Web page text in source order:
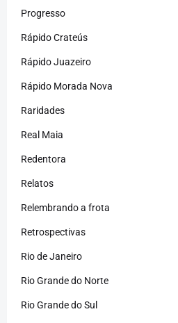
Progresso
Rápido Crateús
Rápido Juazeiro
Rápido Morada Nova
Raridades
Real Maia
Redentora
Relatos
Relembrando a frota
Retrospectivas
Rio de Janeiro
Rio Grande do Norte
Rio Grande do Sul